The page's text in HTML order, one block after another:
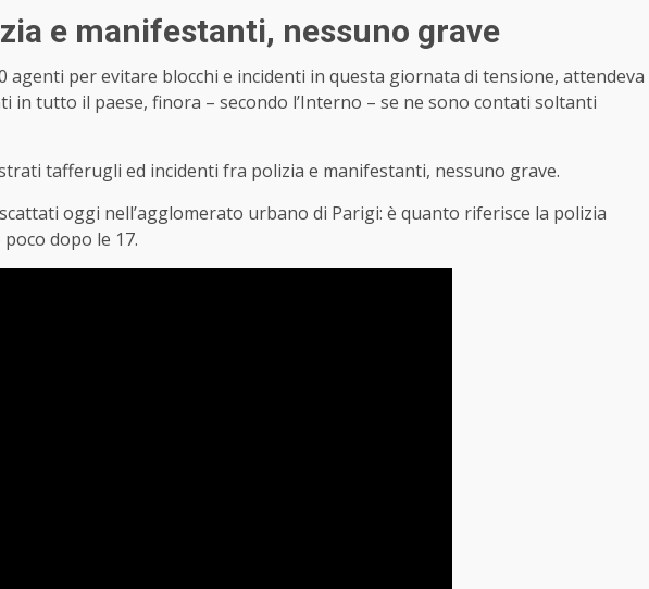
e manifestanti, nessuno grave
agenti per evitare blocchi e incidenti in questa giornata di tensione, attendeva
in tutto il paese, finora – secondo l’Interno – se ne sono contati soltanti
tafferugli ed incidenti fra polizia e manifestanti, nessuno grave.
oggi nell’agglomerato urbano di Parigi: è quanto riferisce la polizia
dopo le 17.